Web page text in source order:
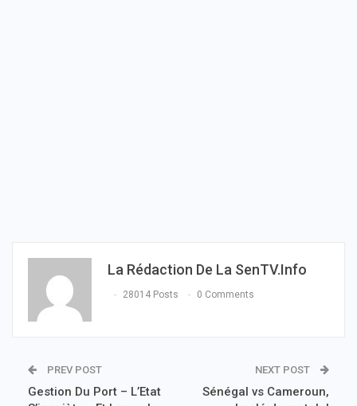
La Rédaction De La SenTV.info
28014 Posts 0 Comments
PREV POST
Gestion Du Port – L’Etat
NEXT POST
Sénégal vs Cameroun,